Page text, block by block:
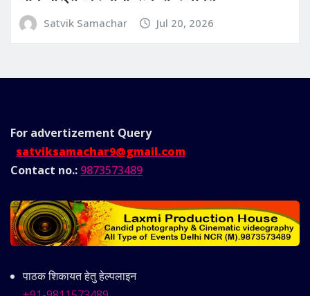
Satvik Samachar Jul 20, 2026
For advertizement Query
satviksamachar9@gmail.com
Contact no.: 9873573489
पाठक शिकायत हेतु हेल्पलाइन